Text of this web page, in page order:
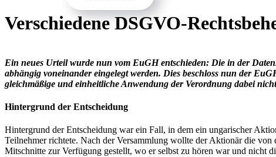
Verschiedene DSGVO-
Ein neues Urteil wurde nun vom EuGH entschieden: Die in der
ab­hän­gig von­ein­an­der ein­ge­legt wer­den. Dies beschloss nun der
gleich­mä­ßi­ge und ein­heit­li­che An­wen­dung der Ver­ord­nung dabei
Hintergrund der Entscheidung
Hintergrund der Entscheidung war ein Fall, in dem ein ungarischer
Teilnehmer richtete. Nach der Versammlung wollte der Aktionär die
Mitschnitte zur Verfügung gestellt, wo er selbst zu hören war und nicht